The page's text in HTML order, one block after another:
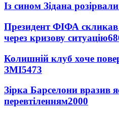
Із сином Зідана
Президент ФІФА скликав
через кризову ситуацію
Колишній клуб хоче
ЗМІ5473
Зірка Барселони вразив
перевтіленням2000